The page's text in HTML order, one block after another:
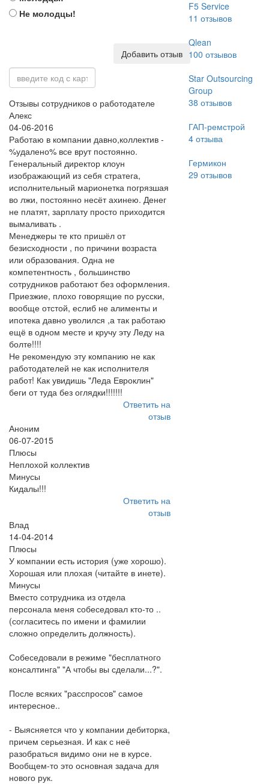
Не молодцы!
Добавить отзыв
Отзывы сотрудников о работодателе
Алекс
04-06-2016
Работаю в компании давно,коллектив -
%удалено% все врут постоянно.
Генеральный директор клоун
изображающий из себя стратега,
исполнительный марионетка погрязшая
во лжи, постоянно несёт ахинею. Денег
не платят, зарплату просто приходится
вымаливать .
Менеджеры те кто пришёл от
безисходности , по причини возраста
или образования. Одна не
компетентность , большинство
сотрудников работают без оформления.
Приезжие, плохо говорящие по русски,
вообще отстой, еслиб не алименты и
ипотека давно уволился ,а так работаю
ещё в одном месте и кручу эту Леду на
болте!!!!
Не рекомендую эту компанию не как
работодателей не как исполнителя
работ! Как увидишь "Леда Евроклин"
беги от туда без оглядки!!!!!!!
Ответить на
отзыв
Аноним
06-07-2015
Плюсы
Неплохой коллектив
Минусы
Кидалы!!!
Ответить на
отзыв
Влад
14-04-2014
Плюсы
У компании есть история (уже хорошо).
Хорошая или плохая (читайте в инете).
Минусы
Вместо сотрудника из отдела
персонала меня собеседовал кто-то ..
(согласитесь по имени и фамилии
сложно определить должность).
Собеседовали в режиме "бесплатного
консалтинга" "А чтобы вы сделали...?".
После всяких "расспросов" самое
интересное..
- Выясняется что у компании дебиторка,
причем серьезная. И как с неё
разобраться видимо они не в курсе.
Вообщем-то это основная задача для
нового рук.
F5 Service
11 отзывов
Qlean
100 отзывов
Star Outsourcing
Group
38 отзывов
ГАП-ремстрой
4отзыва
Гермикон
29 отзывов